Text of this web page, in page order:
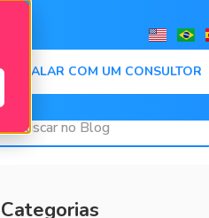
FALAR COM UM CONSULTOR
Categorias